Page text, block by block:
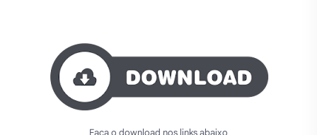
Faça o download nos links abaixo